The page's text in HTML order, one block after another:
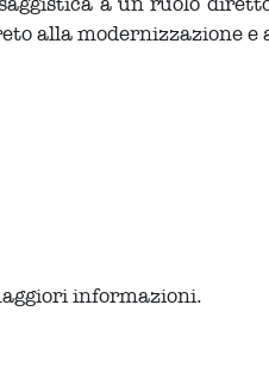
alla modernizzazione
informazioni.